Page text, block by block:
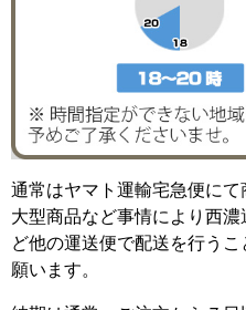
通常はヤマト運輸宅急便にて
大型商品など事情により西
ど他の運送便で配送を行う
願います。